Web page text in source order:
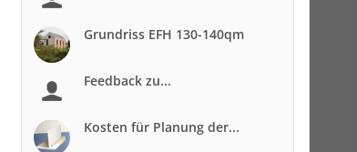
Grundriss EFH 130-140qm
Feedback zu...
Kosten für Planung der...